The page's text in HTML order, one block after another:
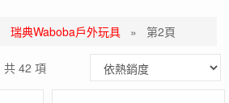
瑞典Waboba戶外玩具 » 第2頁
共 42 項